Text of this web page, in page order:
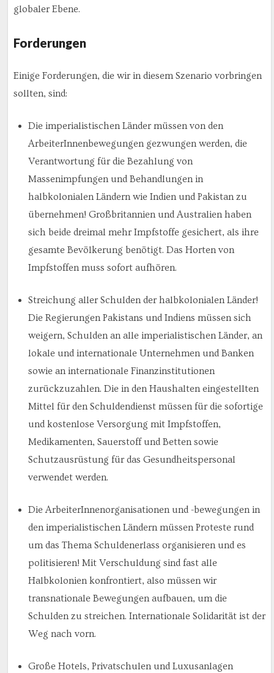
globaler Ebene.
Forderungen
Einige Forderungen, die wir in diesem Szenario vorbringen
sollten, sind:
Die imperialistischen Länder müssen von den
ArbeiterInnenbewegungen gezwungen werden, die
Verantwortung für die Bezahlung von
Massenimpfungen und Behandlungen in
halbkolonialen Ländern wie Indien und Pakistan zu
übernehmen! Großbritannien und Australien haben
sich beide dreimal mehr Impfstoffe gesichert, als ihre
gesamte Bevölkerung benötigt. Das Horten von
Impfstoffen muss sofort aufhören.
Streichung aller Schulden der halbkolonialen Länder!
Die Regierungen Pakistans und Indiens müssen sich
weigern, Schulden an alle imperialistischen Länder, an
lokale und internationale Unternehmen und Banken
sowie an internationale Finanzinstitutionen
zurückzuzahlen. Die in den Haushalten eingestellten
Mittel für den Schuldendienst müssen für die sofortige
und kostenlose Versorgung mit Impfstoffen,
Medikamenten, Sauerstoff und Betten sowie
Schutzausrüstung für das Gesundheitspersonal
verwendet werden.
Die ArbeiterInnenorganisationen und -bewegungen in
den imperialistischen Ländern müssen Proteste rund
um das Thema Schuldenerlass organisieren und es
politisieren! Mit Verschuldung sind fast alle
Halbkolonien konfrontiert, also müssen wir
transnationale Bewegungen aufbauen, um die
Schulden zu streichen. Internationale Solidarität ist der
Weg nach vorn.
Große Hotels, Privatschulen und Luxusanlagen